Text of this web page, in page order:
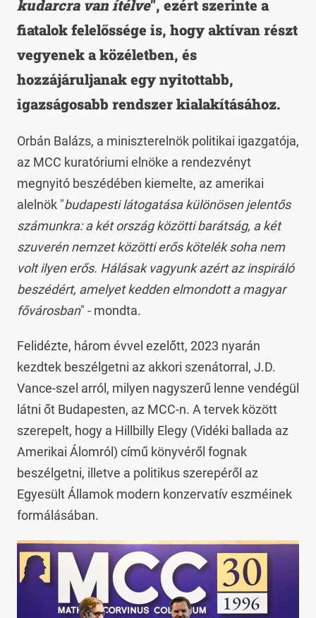
kudarcra van ítélve", ezért szerinte a
fiatalok felelőssége is, hogy aktívan részt
vegyenek a közéletben, és
hozzájáruljanak egy nyitottabb,
igazságosabb rendszer kialakításához.
Orbán Balázs, a miniszterelnök politikai igazgatója,
az MCC kuratóriumi elnöke a rendezvényt
megnyitó beszédében kiemelte, az amerikai
alelnök "budapesti látogatása különösen jelentős
számunkra: a két ország közötti barátság, a két
szuverén nemzet közötti erős kötelék soha nem
volt ilyen erős. Hálásak vagyunk azért az inspiráló
beszédért, amelyet kedden elmondott a magyar
fővárosban" - mondta.
Felidézte, három évvel ezelőtt, 2023 nyarán
kezdtek beszélgetni az akkori szenátorral, J.D.
Vance-szel arról, milyen nagyszerű lenne vendégül
látni őt Budapesten, az MCC-n. A tervek között
szerepelt, hogy a Hillbilly Elegy (Vidéki ballada az
Amerikai Álomról) című könyvéről fognak
beszélgetni, illetve a politikus szerepéről az
Egyesült Államok modern konzervatív eszméinek
formálásában.